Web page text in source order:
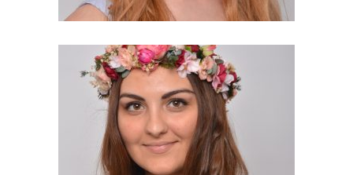
LETICIA. CORONA CON
FLORES PRESERVADAS